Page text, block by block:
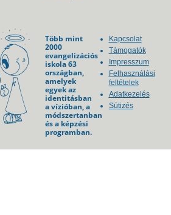
Több mint
2000
evangelizációs
iskola 63
országban,
amelyek
egyek az
identitásban
a vízióban, a
módszertanban
és a képzési
programban.
Kapcsolat
Támogatók
Impresszum
Felhasználási
feltételek
Adatkezelés
Sütizés